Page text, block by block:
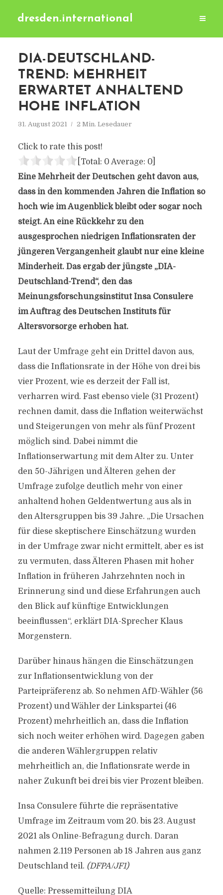
dresden.international
DIA-DEUTSCHLAND-
TREND: MEHRHEIT
ERWARTET ANHALTEND
HOHE INFLATION
31. August 2021 2 Min. Lesedauer
Click to rate this post!
[Total: 0 Average: 0]
Eine Mehrheit der Deutschen geht davon aus,
dass in den kommenden Jahren die Inflation so
hoch wie im Augenblick bleibt oder sogar noch
steigt. An eine Rückkehr zu den
ausgesprochen niedrigen Inflationsraten der
jüngeren Vergangenheit glaubt nur eine kleine
Minderheit. Das ergab der jüngste „DIA-
Deutschland-Trend“, den das
Meinungsforschungsinstitut Insa Consulere
im Auftrag des Deutschen Instituts für
Altersvorsorge erhoben hat.
Laut der Umfrage geht ein Drittel davon aus,
dass die Inflationsrate in der Höhe von drei bis
vier Prozent, wie es derzeit der Fall ist,
verharren wird. Fast ebenso viele (31 Prozent)
rechnen damit, dass die Inflation weiterwächst
und Steigerungen von mehr als fünf Prozent
möglich sind. Dabei nimmt die
Inflationserwartung mit dem Alter zu. Unter
den 50-Jährigen und Älteren gehen der
Umfrage zufolge deutlich mehr von einer
anhaltend hohen Geldentwertung aus als in
den Altersgruppen bis 39 Jahre. „Die Ursachen
für diese skeptischere Einschätzung wurden
in der Umfrage zwar nicht ermittelt, aber es ist
zu vermuten, dass Älteren Phasen mit hoher
Inflation in früheren Jahrzehnten noch in
Erinnerung sind und diese Erfahrungen auch
den Blick auf künftige Entwicklungen
beeinflussen“, erklärt DIA-Sprecher Klaus
Morgenstern.
Darüber hinaus hängen die Einschätzungen
zur Inflationsentwicklung von der
Parteipräferenz ab. So nehmen AfD-Wähler (56
Prozent) und Wähler der Linkspartei (46
Prozent) mehrheitlich an, dass die Inflation
sich noch weiter erhöhen wird. Dagegen gaben
die anderen Wählergruppen relativ
mehrheitlich an, die Inflationsrate werde in
naher Zukunft bei drei bis vier Prozent bleiben.
Insa Consulere führte die repräsentative
Umfrage im Zeitraum vom 20. bis 23. August
2021 als Online-Befragung durch. Daran
nahmen 2.119 Personen ab 18 Jahren aus ganz
Deutschland teil. (DFPA/JF1)
Quelle: Pressemitteilung DIA